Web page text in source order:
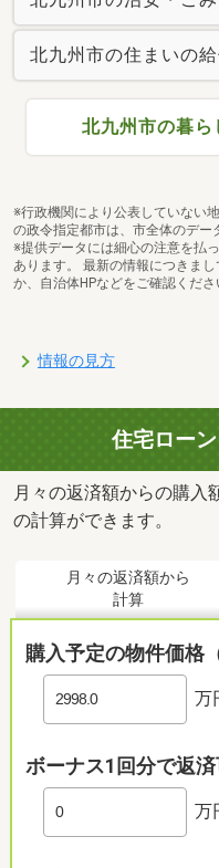
北九州市の住まいの
北九州市の暮ら
※行政機関により公表していない
の政令指定都市は、市全体のデー
※提供データには細心の注意を払
あります。 最新の情報につきま
か、自治体HPなどをご確認くださ
情報の見方
住宅ロー
月々の返済額からの購入
の計算ができます。
月々の返済額から
計算
購入予定の物件価格
万
ボーナス1回分で返
万